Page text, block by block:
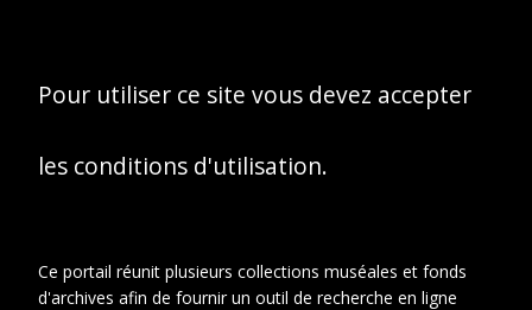
Pour utiliser ce site vous devez accepter
les conditions d'utilisation.
Ce portail réunit plusieurs collections muséales et fonds
d'archives afin de fournir un outil de recherche en ligne